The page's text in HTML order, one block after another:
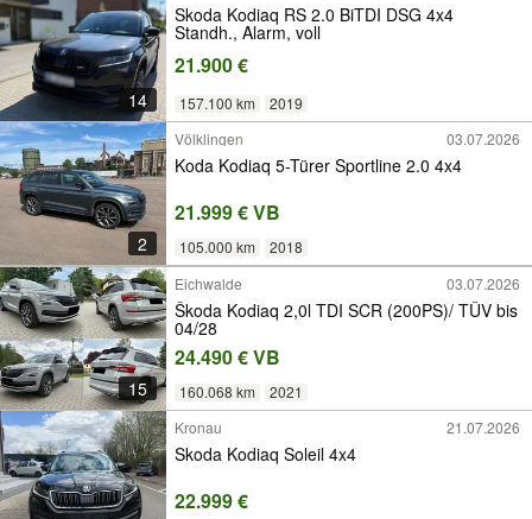
14
Skoda Kodiaq RS 2.0 BiTDI DSG 4x4
Standh., Alarm, voll
21.900 €
157.100 km 2019
2
Völklingen 03.07.2026
Koda Kodiaq 5-Türer Sportline 2.0 4x4
21.999 € VB
105.000 km 2018
15
Eichwalde 03.07.2026
Škoda Kodiaq 2,0l TDI SCR (200PS)/ TÜV bis
04/28
24.490 € VB
160.068 km 2021
Kronau 21.07.2026
Skoda Kodiaq Soleil 4x4
22.999 €